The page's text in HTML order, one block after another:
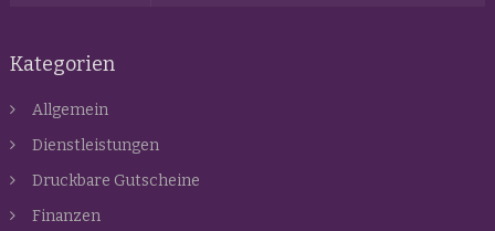
Kategorien
Allgemein
Dienstleistungen
Druckbare Gutscheine
Finanzen